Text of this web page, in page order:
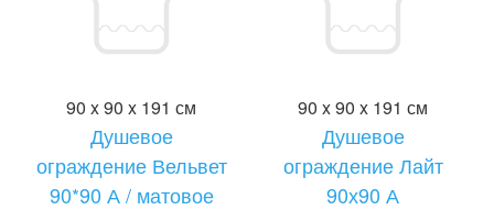
90 x 90 x 191 см
Душевое
ограждение Вельвет
90*90 А / матовое
90 x 90 x 191 см
Душевое
ограждение Лайт
90х90 А